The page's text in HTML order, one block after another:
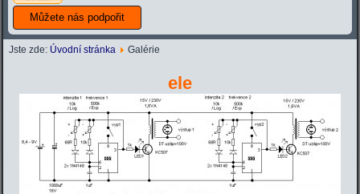
Jste zde: Úvodní stránka Galérie
ele